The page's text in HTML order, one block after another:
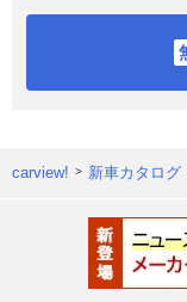
carview! 新車カタログ